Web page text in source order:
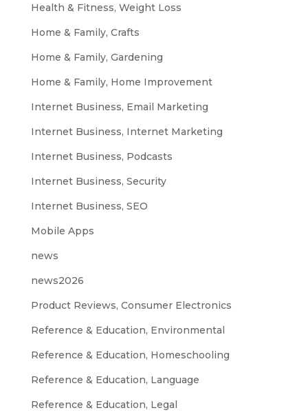
Health & Fitness, Weight Loss
Home & Family, Crafts
Home & Family, Gardening
Home & Family, Home Improvement
Internet Business, Email Marketing
Internet Business, Internet Marketing
Internet Business, Podcasts
Internet Business, Security
Internet Business, SEO
Mobile Apps
news
news2026
Product Reviews, Consumer Electronics
Reference & Education, Environmental
Reference & Education, Homeschooling
Reference & Education, Language
Reference & Education, Legal